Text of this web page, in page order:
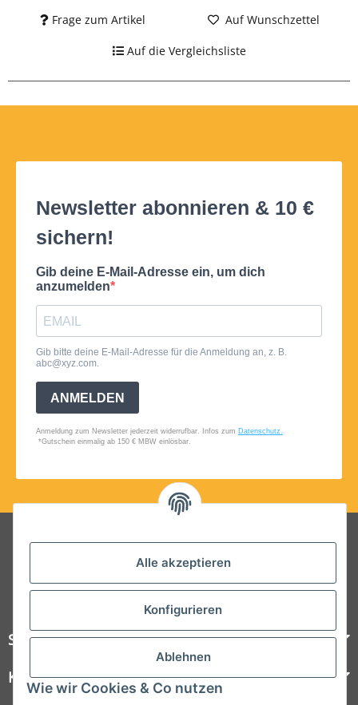
Alle akzeptieren
Konfigurieren
Ablehnen
Wie wir Cookies & Co nutzen
Frage zum Artikel Auf Wunschzettel
Auf die Vergleichsliste
Folgt uns auf Social Media
Steelboxx
Kundenservice